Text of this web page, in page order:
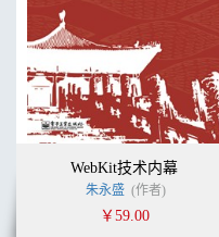
WebKit技术内幕
朱永盛 (作者)
￥59.00